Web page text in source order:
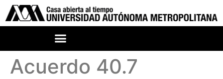
Acuerdo 40.7